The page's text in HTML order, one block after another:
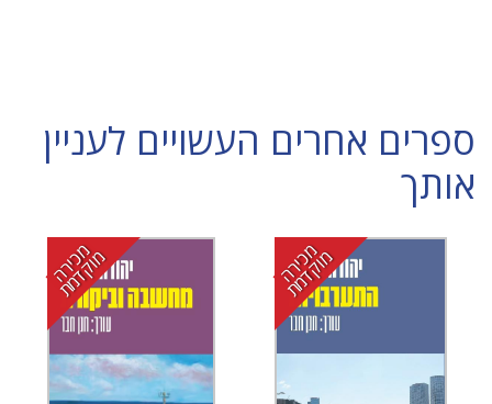
ספרים אחרים העשויים לעניין
אותך
מ
כ
י
ר
ה
מ
ו
ק
ד
מ
ת מ
כ
י
ר
ה
מ
ו
ק
ד
מ
ת